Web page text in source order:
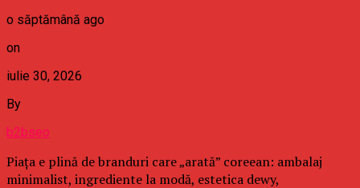
o săptămână ago
on
iulie 30, 2026
By
b2bseo
Piața e plină de branduri care „arată” coreean: ambalaj
minimalist, ingrediente la modă, estetica dewy,